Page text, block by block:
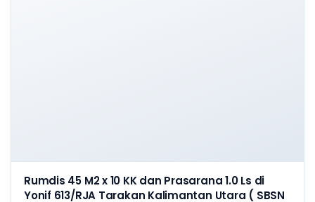
Rumdis 45 M2 x 10 KK dan Prasarana 1.0 Ls di
Yonif 613/RJA Tarakan Kalimantan Utara ( SBSN